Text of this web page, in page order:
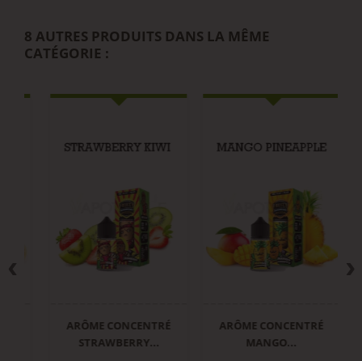
8 AUTRES PRODUITS DANS LA MÊME
CATÉGORIE :
ARÔME CONCENTRÉ
STRAWBERRY...
ARÔME CONCENTRÉ
MANGO...